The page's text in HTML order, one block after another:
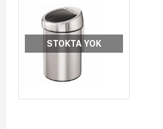
STOKTA YOK